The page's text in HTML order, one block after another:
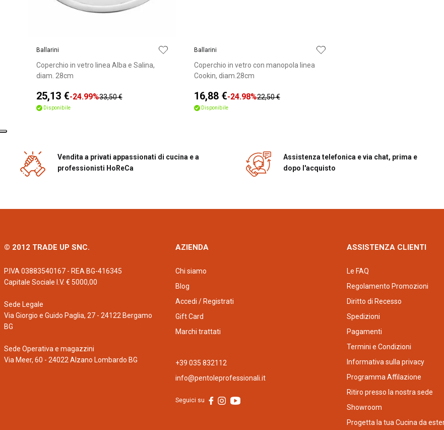
Ballarini
Coperchio in vetro linea Alba e Salina,
diam. 28cm
25,13 € 33,50 €
-24.99%
Disponibile
Ballarini
Coperchio in vetro con manopola linea
Cookin, diam.28cm
16,88 € 22,50 €
-24.98%
Disponibile
Vendita a privati appassionati di cucina e a
professionisti HoReCa
Assistenza telefonica e via chat, prima e
dopo l'acquisto
© 2012 TRADE UP SNC.
P.IVA 03883540167 - REA BG-416345
Capitale Sociale I.V. € 5000,00
Sede Legale
Via Giorgio e Guido Paglia, 27 - 24122 Bergamo
BG
Sede Operativa e magazzini
Via Meer, 60 - 24022 Alzano Lombardo BG
AZIENDA
Chi siamo
Blog
Accedi / Registrati
Gift Card
Marchi trattati
+39 035 832112
info@pentoleprofessionali.it
Seguici su
ASSISTENZA CLIENTI
Le FAQ
Regolamento Promozioni
Diritto di Recesso
Spedizioni
Pagamenti
Termini e Condizioni
Informativa sulla privacy
Programma Affilazione
Ritiro presso la nostra sede
Showroom
Progetta la tua Cucina da